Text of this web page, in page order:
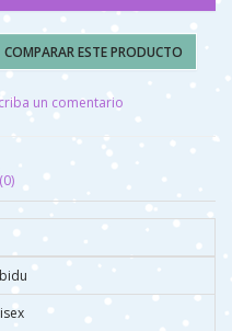
COMPARAR ESTE PRODUCTO
un comentario